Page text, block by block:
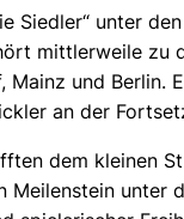
Siedler“ unter
mittlerweile zu
und Berlin.
an der
dem kleinen
unter